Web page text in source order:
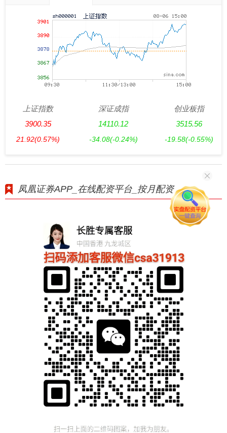
上证指数
3900.35
21.92(0.57%)
深证成指
14110.12
-34.08(-0.24%)
创业板指
3515.56
-19.58(-0.55%)
凤凰证券APP_在线配资平台_按月配资